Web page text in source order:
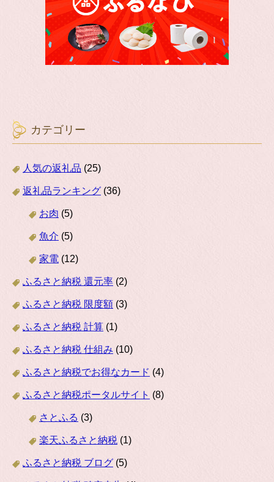
カテゴリー
人気の返礼品 (25)
返礼品ランキング (36)
お肉 (5)
魚介 (5)
家電 (12)
ふるさと納税 還元率 (2)
ふるさと納税 限度額 (3)
ふるさと納税 計算 (1)
ふるさと納税 仕組み (10)
ふるさと納税でお得なカード (4)
ふるさと納税ポータルサイト (8)
さとふる (3)
楽天ふるさと納税 (1)
ふるさと納税 ブログ (5)